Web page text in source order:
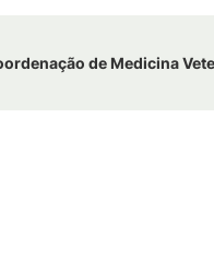
de Medicina